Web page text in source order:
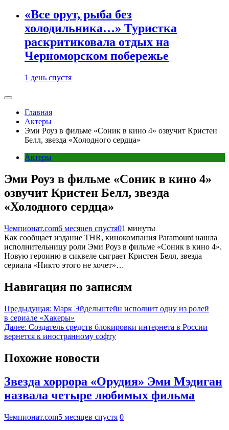
«Все орут, рыба без
холодильника…» Туристка
раскритиковала отдых на
Черноморском побережье
1 день спустя
Главная
Актеры
Эми Роуз в фильме «Соник в кино 4» озвучит Кристен
Белл, звезда «Холодного сердца»
Актеры
Эми Роуз в фильме «Соник в кино 4»
озвучит Кристен Белл, звезда
«Холодного сердца»
Чемпионат.com6 месяцев спустя01 минуты
Как сообщает издание THR, кинокомпания Paramount нашла
исполнительницу роли Эми Роуз в фильме «Соник в кино 4».
Новую героиню в сиквеле сыграет Кристен Белл, звезда
сериала «Никто этого не хочет»…
Навигация по записям
Предыдущая: Марк Эйдельштейн исполнит одну из ролей
в сериале «Хакеры»
Далее: Создатель средств блокировки интернета в России
вернется к иностранному софту
Похожие новости
Звезда хоррора «Орудия» Эми Мэдиган
назвала четыре любимых фильма
Чемпионат.com5 месяцев спустя 0